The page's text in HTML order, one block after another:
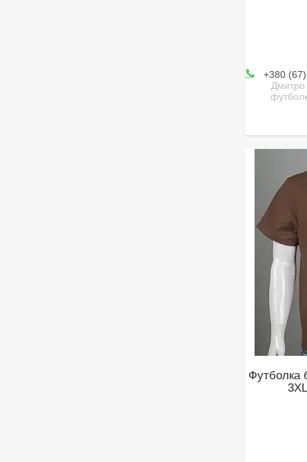
+380
Дмитро
Футболка